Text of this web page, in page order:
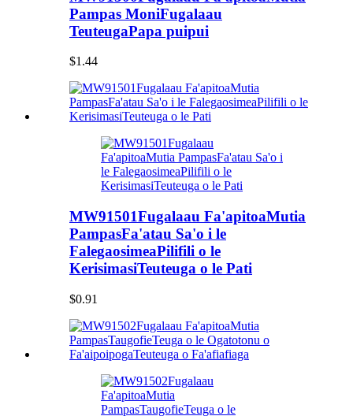
Pampas MoniFugalaau
TeuteugaPapa puipui
$1.44
MW91501Fugalaau Fa'apitoaMutia
PampasFa'atau Sa'o i le
FalegaosimeaPilifili o le
KerisimasiTeuteuga o le Pati
$0.91